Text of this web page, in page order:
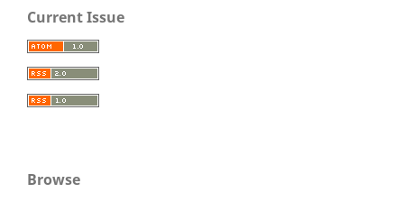
Current Issue
Browse